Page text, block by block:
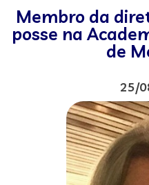
Membro da
posse na
de
25/